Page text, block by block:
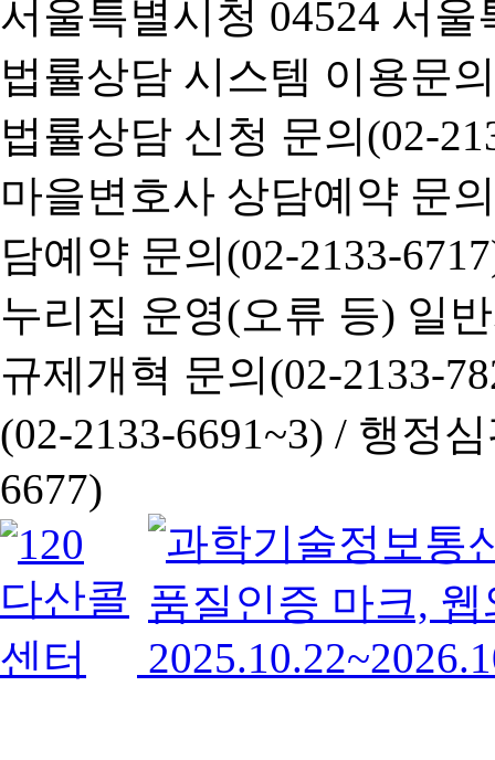
서울특별시청 04524 서
법률상담 시스템 이용문
법률상담 신청 문의(02-
마을변호사 상담예약 문
담예약 문의(02-2133-
누리집 운영(오류 등) 일
규제개혁 문의(02-2133-
(02-2133-6691~3) / 행정심
6677)